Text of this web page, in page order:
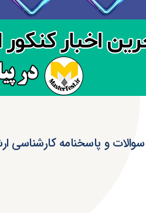
سوالات و پاسخنامه کارشناسی